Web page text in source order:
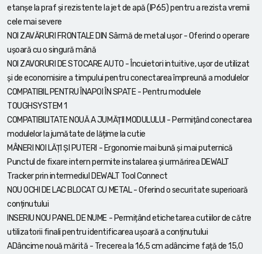
etanșe la praf și rezistente la jet de apă (IP65) pentru a rezista vremii
cele mai severe
NOI ZAVĂRURI FRONTALE DIN Sârmă de metal ușor - Oferind o operare
ușoară cu o singură mână
NOI ZAVORURI DE STOCARE AUTO - Încuietori intuitive, ușor de utilizat
și de economisire a timpului pentru conectarea împreună a modulelor
COMPATIBIL PENTRU ÎNAPOI ÎN SPATE - Pentru modulele
TOUGHSYSTEM 1
COMPATIBILITATE NOUĂ A JUMĂȚII MODULULUI - Permițând conectarea
modulelor la jumătate de lățime la cutie
MÂNERI NOI LĂȚI ȘI PUTERI - Ergonomie mai bună și mai puternică
Punctul de fixare intern permite instalarea și urmărirea DEWALT
Tracker prin intermediul DEWALT Tool Connect
NOU OCHI DE LAC BLOCAT CU METAL - Oferind o securitate superioară
conținutului
INSERIU NOU PANEL DE NUME - Permițând etichetarea cutiilor de către
utilizatorii finali pentru identificarea ușoară a conținutului
ADâncime nouă mărită - Trecerea la 16,5 cm adâncime față de 15,0